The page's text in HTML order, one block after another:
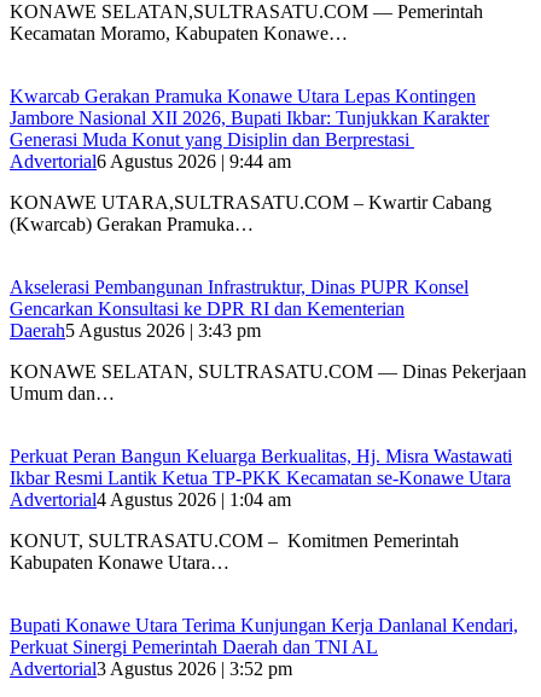
KONAWE SELATAN,SULTRASATU.COM — Pemerintah
Kecamatan Moramo, Kabupaten Konawe…
‎Kwarcab Gerakan Pramuka Konawe Utara Lepas Kontingen
Jambore Nasional XII 2026, Bupati Ikbar: Tunjukkan Karakter
Generasi Muda Konut yang Disiplin dan Berprestasi ‎
Advertorial6 Agustus 2026 | 9:44 am
KONAWE UTARA,SULTRASATU.COM – Kwartir Cabang
(Kwarcab) Gerakan Pramuka…
Akselerasi Pembangunan Infrastruktur, Dinas PUPR Konsel
Gencarkan Konsultasi ke DPR RI dan Kementerian
Daerah5 Agustus 2026 | 3:43 pm
KONAWE SELATAN, SULTRASATU.COM — Dinas Pekerjaan
Umum dan…
‎Perkuat Peran Bangun Keluarga Berkualitas, Hj. Misra Wastawati
Ikbar Resmi Lantik Ketua TP-PKK Kecamatan se-Konawe Utara
Advertorial4 Agustus 2026 | 1:04 am
‎KONUT, SULTRASATU.COM – Komitmen Pemerintah
Kabupaten Konawe Utara…
Bupati Konawe Utara Terima Kunjungan Kerja Danlanal Kendari,
Perkuat Sinergi Pemerintah Daerah dan TNI AL
Advertorial3 Agustus 2026 | 3:52 pm